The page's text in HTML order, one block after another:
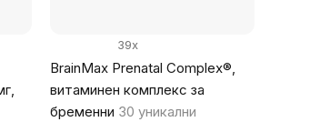
BrainMax Prenatal Complex®,
витаминен комплекс за
бременни 30 уникални
39x